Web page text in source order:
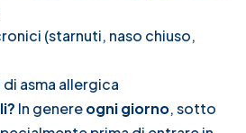
(starnuti, naso chiuso,
asma allergica
In genereogni giorno, sotto